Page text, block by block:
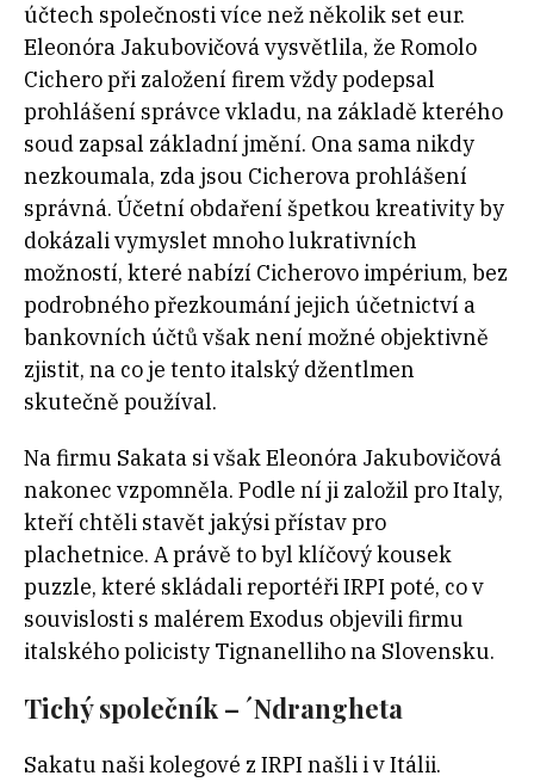
účtech společnosti více než několik set eur.
Eleonóra Jakubovičová vysvětlila, že Romolo
Cichero při založení firem vždy podepsal
prohlášení správce vkladu, na základě kterého
soud zapsal základní jmění. Ona sama nikdy
nezkoumala, zda jsou Cicherova prohlášení
správná. Účetní obdaření špetkou kreativity by
dokázali vymyslet mnoho lukrativních
možností, které nabízí Cicherovo impérium, bez
podrobného přezkoumání jejich účetnictví a
bankovních účtů však není možné objektivně
zjistit, na co je tento italský džentlmen
skutečně používal.
Na firmu Sakata si však Eleonóra Jakubovičová
nakonec vzpomněla. Podle ní ji založil pro Italy,
kteří chtěli stavět jakýsi přístav pro
plachetnice. A právě to byl klíčový kousek
puzzle, které skládali reportéři IRPI poté, co v
souvislosti s malérem Exodus objevili firmu
italského policisty Tignanelliho na Slovensku.
Tichý společník – ´Ndrangheta
Sakatu naši kolegové z IRPI našli i v Itálii.